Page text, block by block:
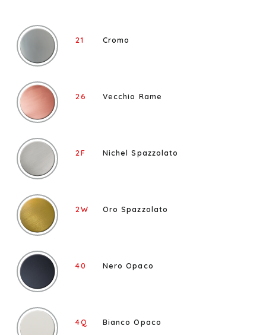
21 Cromo
26 Vecchio Rame
2F Nichel Spazzolato
2W Oro Spazzolato
40 Nero Opaco
4Q Bianco Opaco